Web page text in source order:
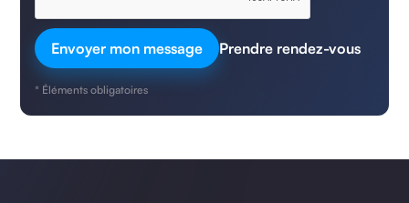
Prendre rendez-vous
* Éléments obligatoires